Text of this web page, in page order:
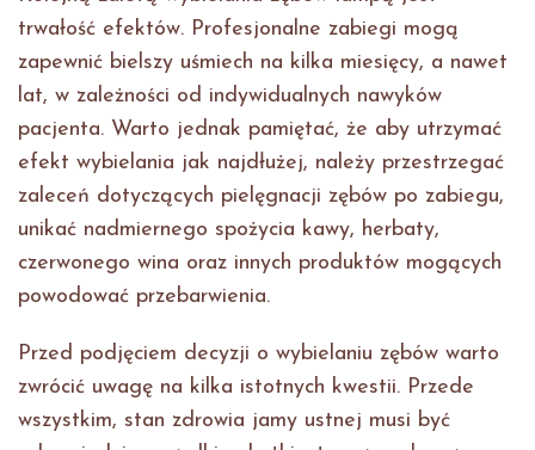
trwałość efektów. Profesjonalne zabiegi mogą
zapewnić bielszy uśmiech na kilka miesięcy, a nawet
lat, w zależności od indywidualnych nawyków
pacjenta. Warto jednak pamiętać, że aby utrzymać
efekt wybielania jak najdłużej, należy przestrzegać
zaleceń dotyczących pielęgnacji zębów po zabiegu,
unikać nadmiernego spożycia kawy, herbaty,
czerwonego wina oraz innych produktów mogących
powodować przebarwienia.
Przed podjęciem decyzji o wybielaniu zębów warto
zwrócić uwagę na kilka istotnych kwestii. Przede
wszystkim, stan zdrowia jamy ustnej musi być